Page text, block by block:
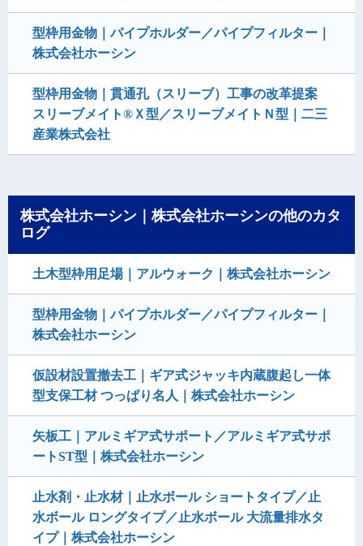
型枠用金物｜パイプホルダー／パイプフィルター｜
株式会社ホーシン
型枠用金物｜貫通孔（スリーブ）工事の改革提案
スリーブメイト®Ｘ型／スリーブメイトＮ型｜二三
産業株式会社
株式会社ホーシン｜株式会社ホーシンの他のカタ
ログ
土木型枠用足場｜アルウォーク｜株式会社ホーシン
型枠用金物｜パイプホルダー／パイプフィルター｜
株式会社ホーシン
仮設材設置撤去工｜ギア式ジャッキ内蔵腹起し一体
型支保工材 つっぱり名人｜株式会社ホーシン
矢板工｜アルミギア式サポート／アルミギア式サポ
ートST型｜株式会社ホーシン
止水剤・止水材｜止水ボール ショートタイプ／止
水ボール ロングタイプ／止水ボール 大流量排水タ
イプ｜株式会社ホーシン